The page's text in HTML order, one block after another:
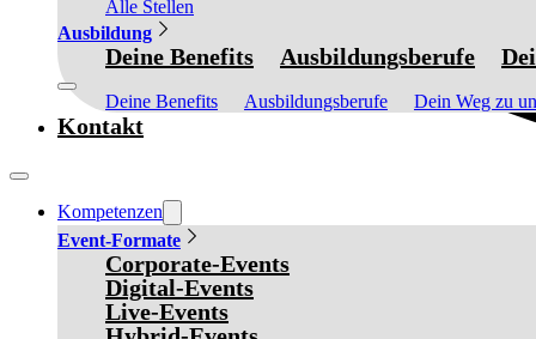
Alle Stellen
Ausbildung
Deine Benefits Ausbildungsberufe
Deine Benefits Ausbildungsberufe Dein Weg zu
Kontakt
Kompetenzen
Event-Formate
Corporate-Events
Digital-Events
Live-Events